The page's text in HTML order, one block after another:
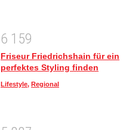
6 1 59
Friseur Friedrichshain für ein
perfektes Styling finden
Lifestyle, Regional